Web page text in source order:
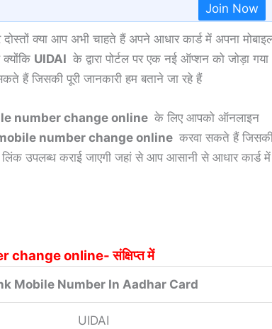
Join Now
दोस्तों क्या आप अभी चाहते हैं अपने आधार कार्ड में अपना
UIDAI के द्वारा पोर्टल पर एक नई ऑप्शन को जोड़ा गया
हैं जिसकी पूरी जानकारी हम बताने जा रहे हैं
number change online के लिए आपको ऑनलाइन
number change online करवा सकते हैं
उपलब्ध कराई जाएगी जहां से आप आसानी से आधार कार्ड में
online- संक्षिप्त में
Mobile Number In Aadhar Card
UIDAI